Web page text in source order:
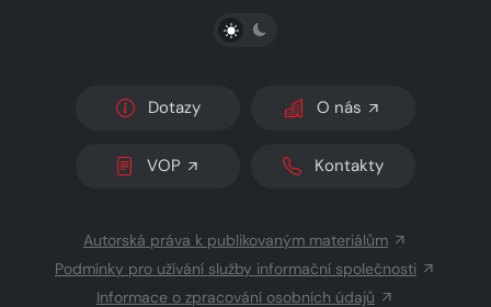
PŘEPNOUT SVĚTLÝ/TMAVÝ REŽIM
Dotazy O nás
VOP Kontakty
Autorská práva k publikovaným materiálům
Podmínky pro užívání služby informační společnosti
Informace o zpracování osobních údajů